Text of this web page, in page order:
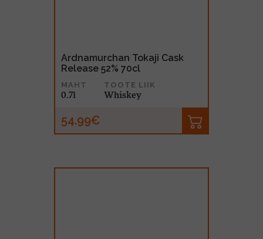
Ardnamurchan Tokaji Cask
Release 52% 70cl
MAHT
0.7l
TOOTE LIIK
Whiskey
54.99€